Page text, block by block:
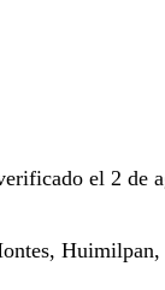
el 2
Huimilpan,